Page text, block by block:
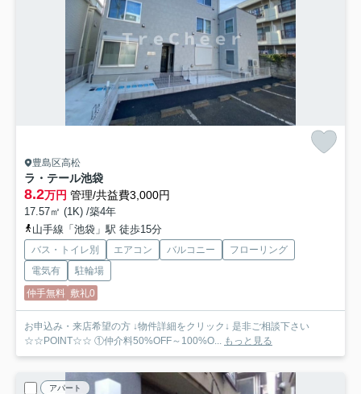
豊島区高松
ラ・テール池袋
8.2万円 管理/共益費3,000円
17.57㎡ (1K) /築4年
山手線「池袋」駅 徒歩15分
バス・トイレ別 エアコン バルコニー
フローリング
電気有
駐輪場
仲手無料 敷礼0
お申込み・来店希望の方 ↓物件詳細をクリック↓ 是非ご相談下さい
☆☆POINT☆☆ ①仲介料50%OFF～100%O... もっと見る
アパート